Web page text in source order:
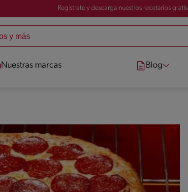
Registrate y descarga nuestros recetarios gratis
Nuestras marcas Blog